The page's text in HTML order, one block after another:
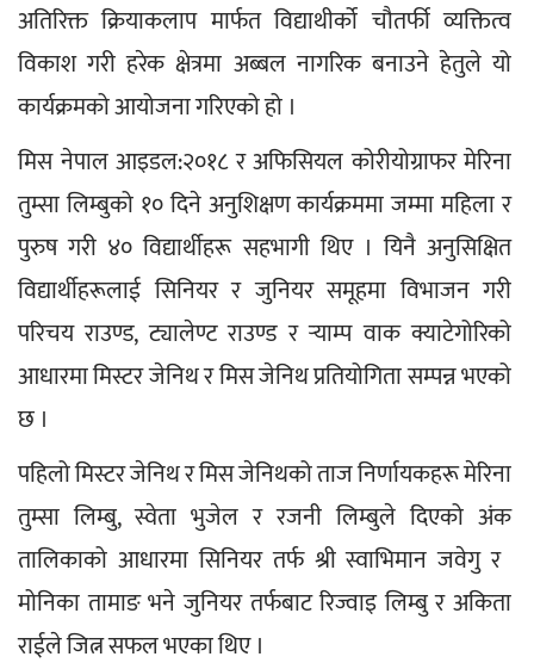
अतिरिक्त क्रियाकलाप मार्फत विद्याथीर्को चौतर्फी व्यक्तित्व
विकाश गरी हरेक क्षेत्रमा अब्बल नागरिक बनाउने हेतुले यो
कार्यक्रमको आयोजना गरिएको हो ।
मिस नेपाल आइडल:२०१८ र अफिसियल कोरीयोग्राफर मेरिना
तुम्सा लिम्बुको १० दिने अनुशिक्षण कार्यक्रममा जम्मा महिला र
पुरुष गरी ४० विद्यार्थीहरू सहभागी थिए । यिनै अनुसिक्षित
विद्यार्थीहरूलाई सिनियर र जुनियर समूहमा विभाजन गरी
परिचय राउण्ड, ट्यालेण्ट राउण्ड र र्‍याम्प वाक क्याटेगोरिको
आधारमा मिस्टर जेनिथ र मिस जेनिथ प्रतियोगिता सम्पन्न भएको
छ ।
पहिलो मिस्टर जेनिथ र मिस जेनिथको ताज निर्णायकहरू मेरिना
तुम्सा लिम्बु, स्वेता भुजेल र रजनी लिम्बुले दिएको अंक
तालिकाको आधारमा सिनियर तर्फ श्री स्वाभिमान जवेगु र
मोनिका तामाङ भने जुनियर तर्फबाट रिज्वाइ लिम्बु र अकिता
राईले जित्न सफल भएका थिए ।